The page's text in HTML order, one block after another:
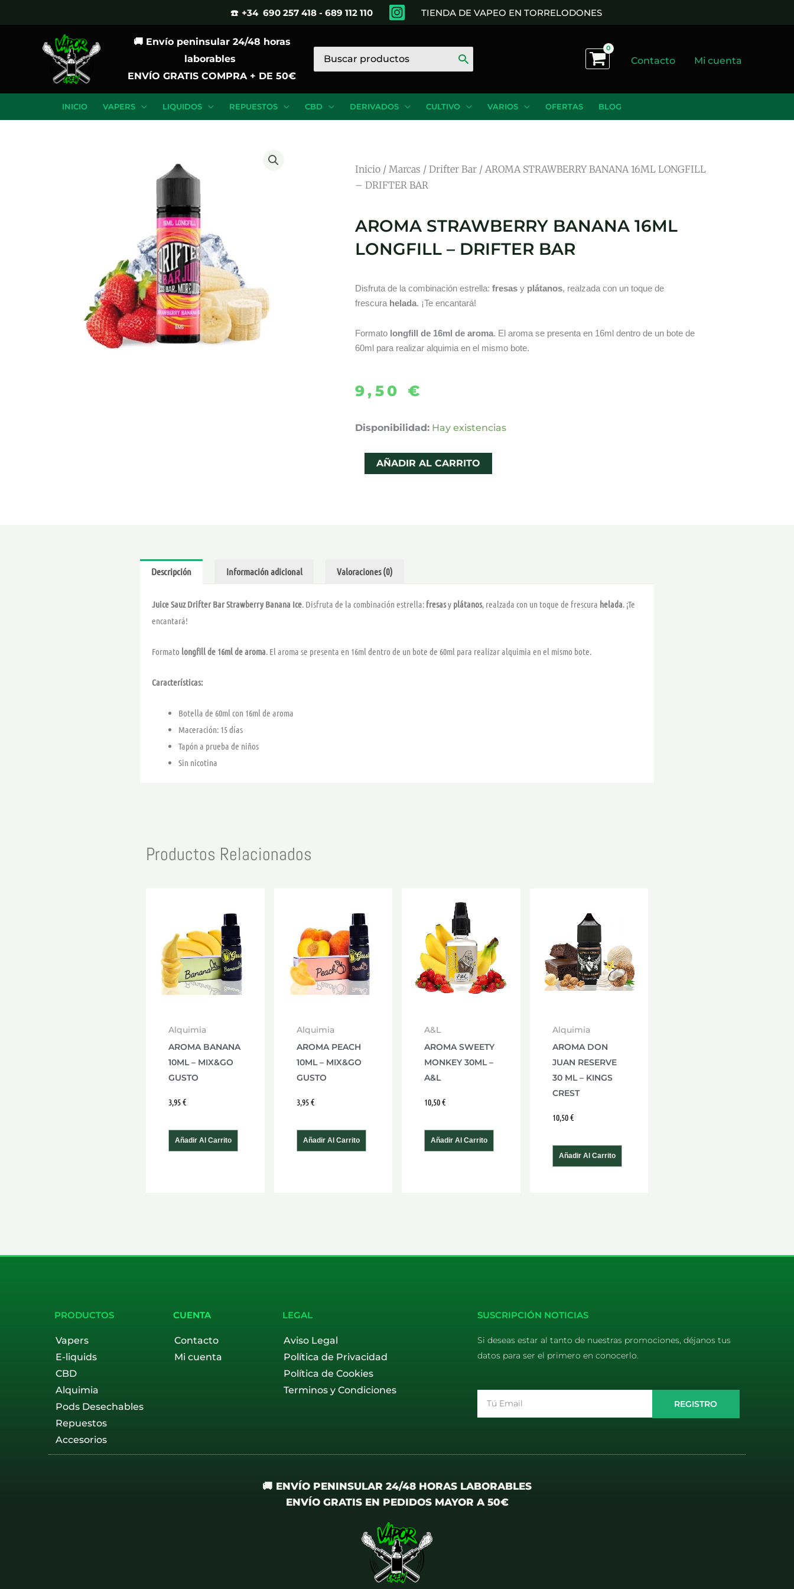
contenido
☎️ +34 690 257 418 - 689 112 110 TIENDA DE VAPEO EN TORRELODONES
🚚 Envío peninsular 24/48 horas
laborables
ENVÍO GRATIS COMPRA + DE 50€
Buscar
por:
Contacto Mi cuenta
INICIO VAPERS LIQUIDOS REPUESTOS CBD DERIVADOS CULTIVO VARIOS OFERTAS BLOG
Inicio / Marcas / Drifter Bar / AROMA STRAWBERRY BANANA 16ML LONGFILL
– DRIFTER BAR
AROMA STRAWBERRY BANANA 16ML
LONGFILL – DRIFTER BAR
Disfruta de la combinación estrella: fresas y plátanos, realzada con un toque de
frescura helada. ¡Te encantará!
Formato longfill de 16ml de aroma. El aroma se presenta en 16ml dentro de un bote de
60ml para realizar alquimia en el mismo bote.
9,50 €
Disponibilidad: Hay existencias
AROMA
BANANA
cantidad
AÑADIR AL CARRITO
Descripción Información adicional Valoraciones (0)
Juice Sauz Drifter Bar Strawberry Banana Ice. Disfruta de la combinación estrella: fresasy plátanos, realzada con un toque de frescura helada. ¡Te
encantará!
Formato longfill de 16ml de aroma. El aroma se presenta en 16ml dentro de un bote de 60ml para realizar alquimia en el mismo bote.
Características:
Botella de 60ml con 16ml de aroma
Maceración: 15 días
Tapón a prueba de niños
Sin nicotina
Productos Relacionados
Alquimia
AROMA BANANA
10ML – MIX&GO
GUSTO
3,95€
Añadir Al Carrito
Alquimia
AROMA PEACH
10ML – MIX&GO
GUSTO
3,95€
Añadir Al Carrito
A&L
AROMA SWEETY
MONKEY 30ML –
A&L
10,50€
Añadir Al Carrito
Alquimia
AROMA DON
JUAN RESERVE
30 ML – KINGS
CREST
10,50€
Añadir Al Carrito
PRODUCTOS
Vapers
E-liquids
CBD
Alquimia
Pods Desechables
Repuestos
Accesorios
CUENTA
Contacto
Mi cuenta
LEGAL
Aviso Legal
Política de Privacidad
Política de Cookies
Terminos y Condiciones
SUSCRIPCIÓN NOTICIAS
Si deseas estar al tanto de nuestras promociones, déjanos tus
datos para ser el primero en conocerlo.
REGISTRO
🚚 ENVÍO PENINSULAR 24/48 HORAS LABORABLES
ENVÍO GRATIS EN PEDIDOS MAYOR A 50€